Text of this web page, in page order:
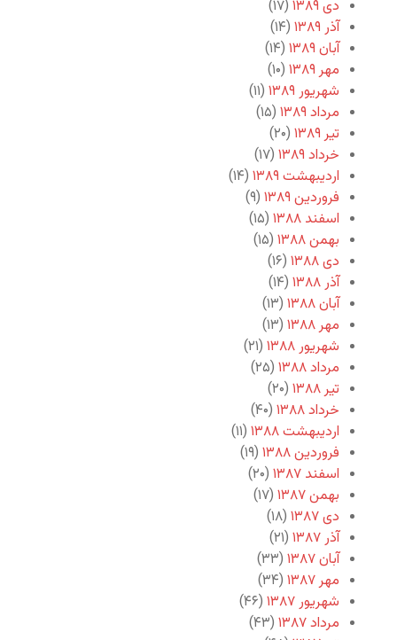
دی ۱۳۸۹
(۱۷)
آذر ۱۳۸۹
(۱۴)
آبان ۱۳۸۹
(۱۴)
مهر ۱۳۸۹
(۱۰)
شهریور ۱۳۸۹
(۱۱)
مرداد ۱۳۸۹
(۱۵)
تیر ۱۳۸۹
(۲۰)
خرداد ۱۳۸۹
(۱۷)
اردیبهشت ۱۳۸۹
(۱۴)
فروردین ۱۳۸۹
(۹)
اسفند ۱۳۸۸
(۱۵)
بهمن ۱۳۸۸
(۱۵)
دی ۱۳۸۸
(۱۶)
آذر ۱۳۸۸
(۱۴)
آبان ۱۳۸۸
(۱۳)
مهر ۱۳۸۸
(۱۳)
شهریور ۱۳۸۸
(۲۱)
مرداد ۱۳۸۸
(۲۵)
تیر ۱۳۸۸
(۲۰)
خرداد ۱۳۸۸
(۴۰)
اردیبهشت ۱۳۸۸
(۱۱)
فروردین ۱۳۸۸
(۱۹)
اسفند ۱۳۸۷
(۲۰)
بهمن ۱۳۸۷
(۱۷)
دی ۱۳۸۷
(۱۸)
آذر ۱۳۸۷
(۲۱)
آبان ۱۳۸۷
(۳۳)
مهر ۱۳۸۷
(۳۴)
شهریور ۱۳۸۷
(۴۶)
مرداد ۱۳۸۷
(۴۳)